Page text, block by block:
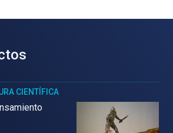
CIENTÍFICA